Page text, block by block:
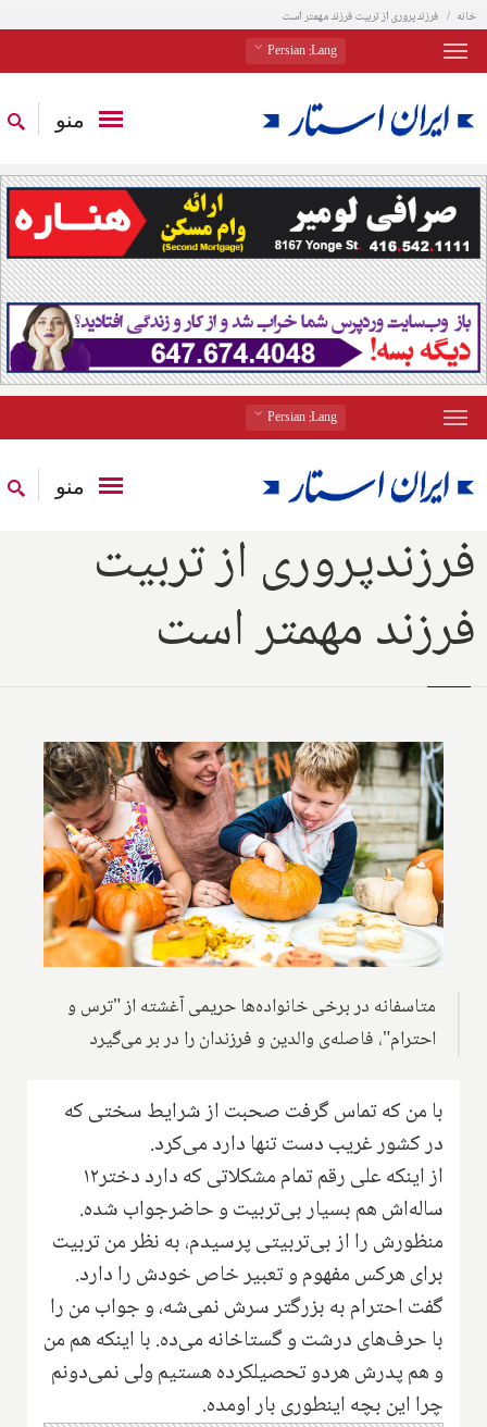
خانه فرزند‌پروری از تربیت فرزند مهمتر است
Lang
: Persian
منو
Lang
: Persian
منو
فرزند‌پروری از تربیت
فرزند مهمتر است
متاسفانه در برخی خانواده‌ها حریمی آغشته از "ترس و
احترام"، فاصله‌ی والدین و فرزندان را در بر می‌گیرد
با من که تماس گرفت صحبت از شرایط سختی که
در کشور غریب دست تنها دارد می‌کرد.
از اینکه علی رقم تمام مشکلاتی که دارد دختر۱۲
ساله‌اش هم بسیار بی‌تربیت و حاضر‌جواب شده.
منظورش را از بی‌تربیتی پرسیدم، به نظر من تربیت
برای هرکس مفهوم و تعبیر خاص خودش را دارد.
گفت احترام به بزرگتر سرش نمی‌شه، و جواب من را
با حرف‌های درشت و گستاخانه می‌ده. با اینکه هم من
و هم پدرش هردو تحصیلکرده هستیم ولی نمی‌دونم
چرا این بچه اینطوری بار اومده.